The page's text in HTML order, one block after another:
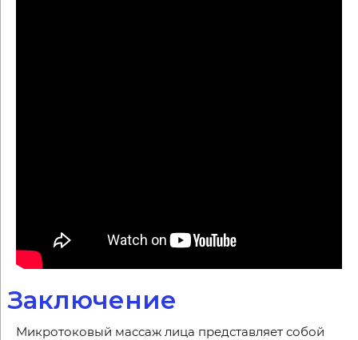
Заключение
Микротоковый массаж лица представляет собой